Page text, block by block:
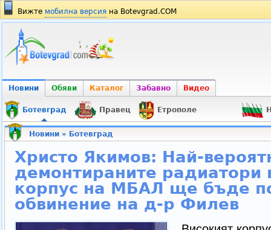
Вижте мобилна версия на Botevgrad.COM
Новини Обяви Каталог Забавно Видео
Ботевград Правец Етрополе
Новини» Ботевград
Христо Якимов: Най-
демонтираните радиатори
корпус на МБАЛ ще бъде
обвинение на д-р Филев